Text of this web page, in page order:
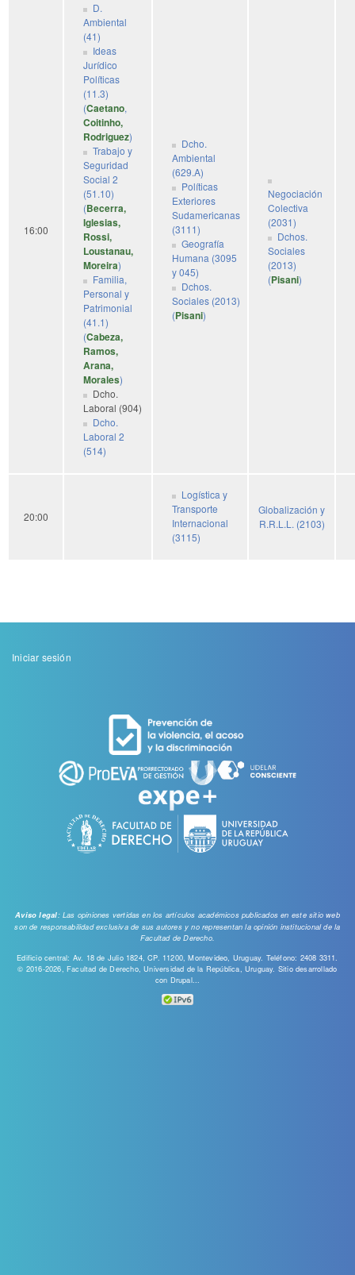
16:00
D.
Ambiental
(41)
Ideas
Jurídico
Políticas
(11.3)
(Caetano,
Coitinho,
Rodriguez)
Trabajo y
Seguridad
Social 2
(51.10)
(Becerra,
Iglesias,
Rossi,
Loustanau,
Moreira)
Familia,
Personal y
Patrimonial
(41.1)
(Cabeza,
Ramos,
Arana,
Morales)
Dcho.
Laboral (904)
Dcho.
Laboral 2
(514)
Dcho.
Ambiental
(629.A)
Políticas
Exteriores
Sudamericanas
(3111)
Geografía
Humana (3095
y 045)
Dchos.
Sociales (2013)
(Pisani)
Negociación
Colectiva
(2031)
Dchos.
Sociales
(2013)
(Pisani)
20:00
Logística y
Transporte
Internacional
(3115)
Globalización y
R.R.L.L. (2103)
Menu
Iniciar sesión
Aviso legal: Las opiniones vertidas en los artículos académicos publicados en este sitio web
son de responsabilidad exclusiva de sus autores y no representan la opinión institucional de la
Facultad de Derecho.
Edificio central: Av. 18 de Julio 1824, CP. 11200, Montevideo, Uruguay. Teléfono: 2408 3311.
© 2016-2026, Facultad de Derecho, Universidad de la República, Uruguay. Sitio desarrollado
con Drupal...